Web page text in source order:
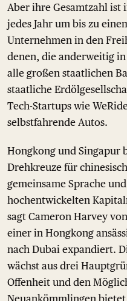
Aber ihre Gesamtzahl ist
jedes Jahr um bis zu
Unternehmen in den
denen, die anderweitig
alle großen staatlichen
staatliche
Tech-Startups wie
selbstfahrende Autos.
Hongkong und Singapur
Drehkreuze für
gemeinsame Sprache
hochentwickelten
sagt Cameron Harvey
einer in Hongkong
nach Dubai expandiert.
wächst aus drei
Offenheit und den
Neuankömmlingen